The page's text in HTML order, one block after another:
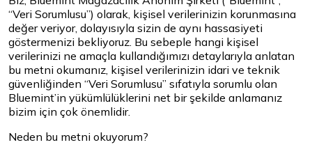
“Veri Sorumlusu”) olarak, kişisel verilerinizin korunmasına
değer veriyor, dolayısıyla sizin de aynı hassasiyeti
göstermenizi bekliyoruz. Bu sebeple hangi kişisel
verilerinizi ne amaçla kullandığımızı detaylarıyla anlatan
bu metni okumanız, kişisel verilerinizin idari ve teknik
güvenliğinden “Veri Sorumlusu” sıfatıyla sorumlu olan
Bluemint’in yükümlülüklerini net bir şekilde anlamanız
bizim için çok önemlidir.
Neden bu metni okuyorum?